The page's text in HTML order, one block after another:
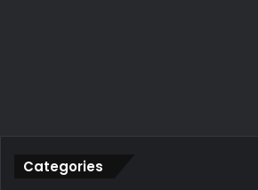
Categories